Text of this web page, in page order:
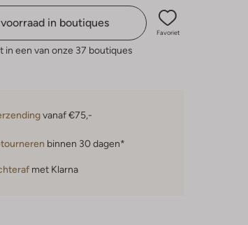
in boutiques
Favoriet
in een van onze 37 boutiques
vanaf €75,-
binnen 30 dagen*
met Klarna